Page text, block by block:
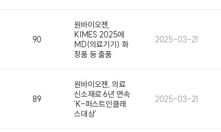
90
원바이오젠,
KIMES 2025에
MD(의료기기) 화
장품 등 출품
2025-03-21
89
원바이오젠, 의료
신소재로 6년 연속
'K-퍼스트인클래
스대상'
2025-03-21